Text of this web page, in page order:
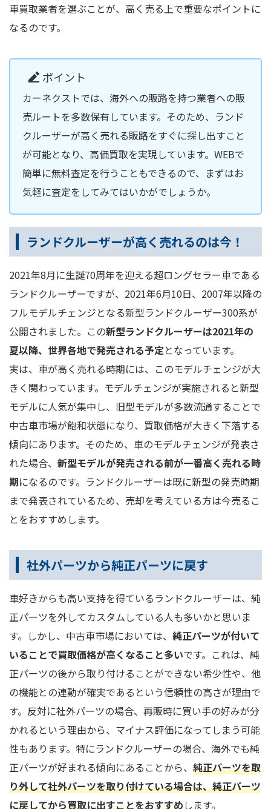
車買取業者を選ぶことが、高く売る上で重要なポイントに
なるのです。
ポイント
カーネクストでは、海外への販路を持つ業者への販
売ルートを多数保有しています。そのため、ランド
クルーザーが高く売れる販路をすぐに探し出すこと
が可能となり、高価買取を実現しています。WEBで
簡単に無料査定を行うこともできるので、まずはお
気軽に査定をしてみてはいかがでしょうか。
ランドクルーザーが高く売れるのは今！
2021年8月に生誕70周年を迎える超ロングセラー車である
ランドクルーザーですが、2021年6月10日、2007年以降の
フルモデルチェンジとなる新型ランドクルーザー300系が
公開されました。この新型ランドクルーザーは2021年の
夏以降、世界各地で発売される予定となっています。
実は、車が高く売れる時期には、このモデルチェンジが大
きく関わっています。モデルチェンジが実施されると新型
モデルに人気が集中し、旧型モデルが多数流通することで
中古車市場が飽和状態になり、買取価格が大きく下落する
傾向にあります。そのため、車のモデルチェンジが発表さ
れた場合、 新型モデルが発売される前が一番高く売れる時
期になるのです。ランドクルーザーは既に新型の発売時期
まで発表されているため、売却を考えている方は今売るこ
とをおすすめします。
社外パーツから純正パーツに戻す
車好きからも高い支持を得ているランドクルーザーは、純
正パーツを外してカスタムしている人も多いかと思いま
す。しかし、中古車市場においては、 純正パーツが付いて
いることで買取価格が高くなること多いです。これは、純
正パーツの後から取り付けることができない希少性や、他
の機能との連動が確実であるという信頼性の高さが理由で
す。反対に社外パーツの場合、再販時に買い手の好みが分
かれるという理由から、マイナス評価になってしまう可能
性もあります。特にランドクルーザーの場合、海外でも純
正パーツが好まれる傾向にあることから、 純正パーツを取
り外して社外パーツを取り付けている場合は、純正パーツ
に戻してから買取に出すことをおすすめします。